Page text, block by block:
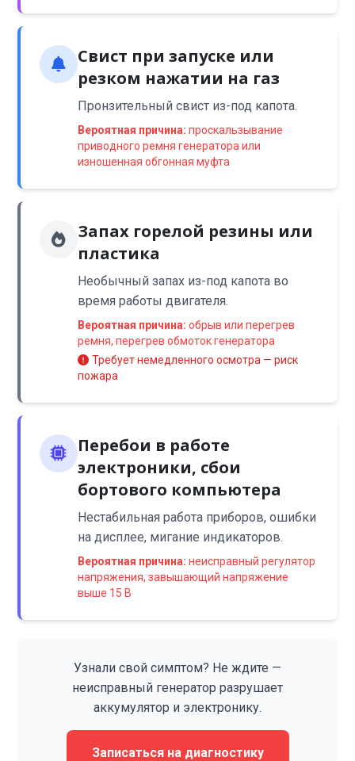
Свист при запуске или
резком нажатии на газ
Пронзительный свист из-под капота.
Вероятная причина: проскальзывание
приводного ремня генератора или
изношенная обгонная муфта
Запах горелой резины или
пластика
Необычный запах из-под капота во
время работы двигателя.
Вероятная причина: обрыв или перегрев
ремня, перегрев обмоток генератора
Требует немедленного осмотра — риск
пожара
Перебои в работе
электроники, сбои
бортового компьютера
Нестабильная работа приборов, ошибки
на дисплее, мигание индикаторов.
Вероятная причина: неисправный регулятор
напряжения, завышающий напряжение
выше 15 В
Узнали свой симптом? Не ждите —
неисправный генератор разрушает
аккумулятор и электронику.
Записаться на диагностику